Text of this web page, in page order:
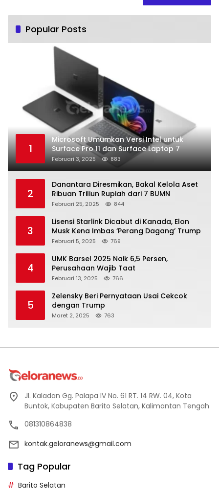
Popular Posts
1
Microsoft Umumkan Versi Intel untuk
Surface Pro 11 dan Surface Laptop 7
Februari 3, 2025 883
2
Danantara Diresmikan, Bakal Kelola Aset
Ribuan Triliun Rupiah dari 7 BUMN
Februari 25, 2025 844
3
Lisensi Starlink Dicabut di Kanada, Elon
Musk Kena Imbas ‘Perang Dagang’ Trump
Februari 5, 2025 769
4
UMK Barsel 2025 Naik 6,5 Persen,
Perusahaan Wajib Taat
Februari 13, 2025 766
5
Zelensky Beri Pernyataan Usai Cekcok
dengan Trump
Maret 2, 2025 763
Jl. Kaladan Gg. Palapa IV No. 61 RT. 14 RW. 04, Kota
Buntok, Kabupaten Barito Selatan, Kalimantan Tengah
081310864838
kontak.geloranews@gmail.com
Tag Popular
Barito Selatan